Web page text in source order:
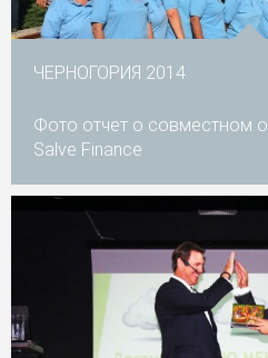
ЧЕРНОГОРИЯ 2014
Фото отчет о совместном
Salve Finance